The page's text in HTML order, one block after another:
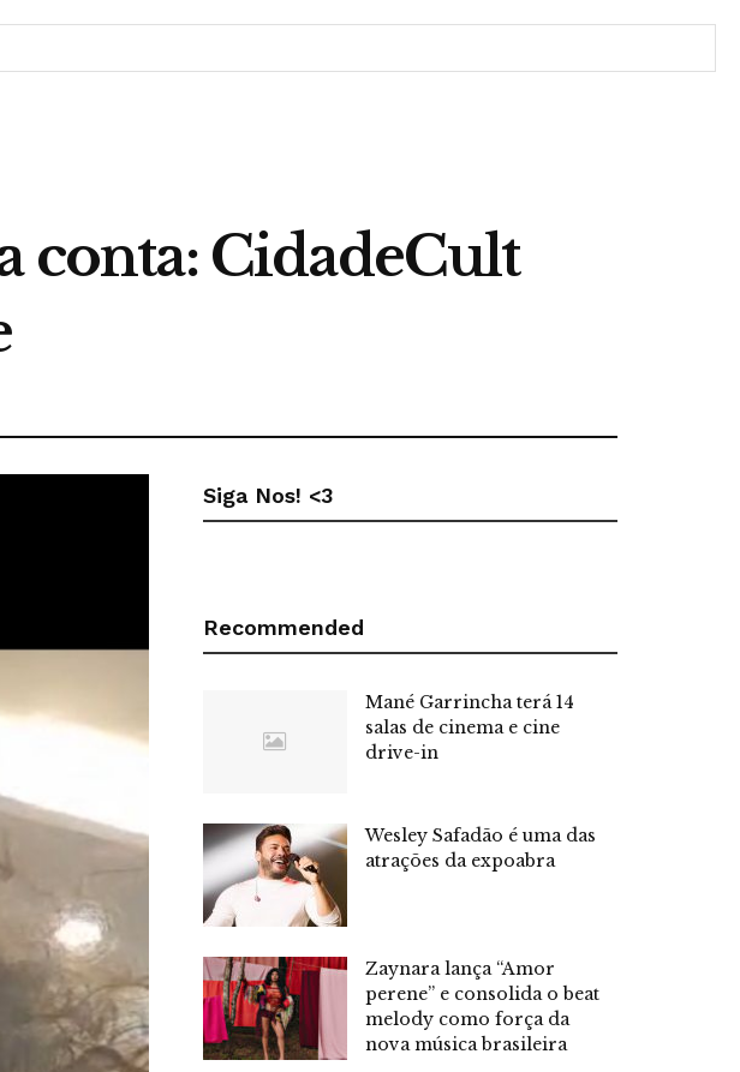
conta: CidadeCult
Siga Nos! <3
Recommended
Mané Garrincha terá 14
salas de cinema e cine
drive-in
Wesley Safadão é uma das
atrações da expoabra
Zaynara lança “Amor
perene” e consolida o beat
melody como força da
nova música brasileira